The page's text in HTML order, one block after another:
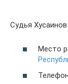
Судья
Место